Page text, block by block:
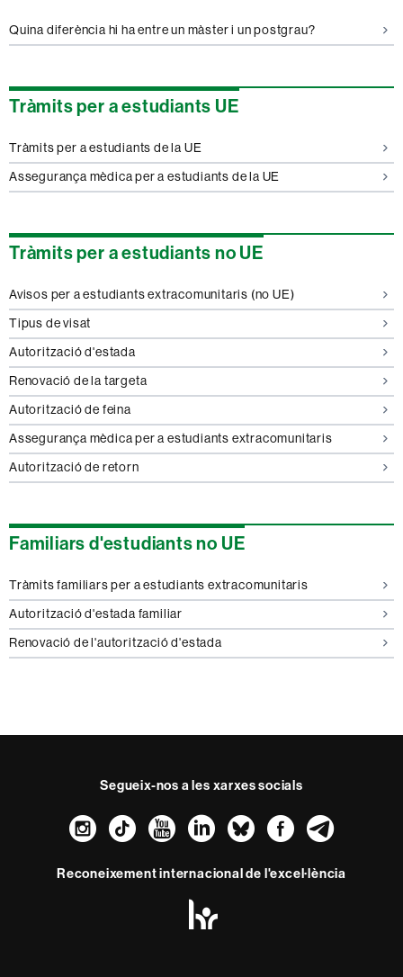
Quina diferència hi ha entre un màster i un postgrau?
Tràmits per a estudiants UE
Tràmits per a estudiants de la UE
Assegurança mèdica per a estudiants de la UE
Tràmits per a estudiants no UE
Avisos per a estudiants extracomunitaris (no UE)
Tipus de visat
Autorització d'estada
Renovació de la targeta
Autorització de feina
Assegurança mèdica per a estudiants extracomunitaris
Autorització de retorn
Familiars d'estudiants no UE
Tràmits familiars per a estudiants extracomunitaris
Autorització d'estada familiar
Renovació de l'autorització d'estada
Segueix-nos a les xarxes socials
Instagram
TikTokYouTube
LinkedIn
Bluesky
Reconeixement internacional de l'excel·lència